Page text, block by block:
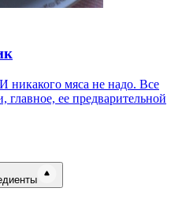
мяса не надо. Все
главное, ее предварительной